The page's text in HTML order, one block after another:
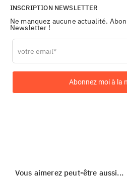
INSCRIPTION NEWSLETTER
Ne manquez aucune actualité.
Newsletter !
Leave
this
Abonnez moi à la
Vous aimerez peut-être aussi...